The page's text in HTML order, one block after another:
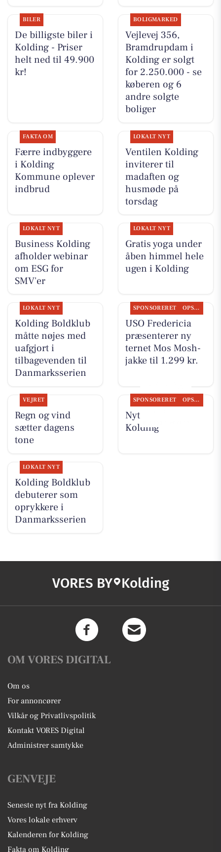
BILER
De billigste biler i
Kolding - Priser
helt ned til 49.900
kr!
BOLIGMARKED
Vejlevej 356,
Bramdrupdam i
Kolding er solgt
for 2.250.000 - se
køberen og 6
andre solgte
boliger
FAKTA OM
Færre indbyggere
i Kolding
Kommune oplever
indbrud
LOKALT NYT
Ventilen Kolding
inviterer til
madaften og
husmøde på
torsdag
LOKALT NYT
Business Kolding
afholder webinar
om ESG for
SMV'er
LOKALT NYT
Gratis yoga under
åben himmel hele
ugen i Kolding
LOKALT NYT
Kolding Boldklub
måtte nøjes med
uafgjort i
tilbagevenden til
Danmarksserien
SPONSORERET OPSLAGSTAVLEN
USO Fredericia
præsenterer ny
ternet Mos Mosh-
jakke til 1.299 kr.
VEJRET
Regn og vind
sætter dagens
tone
SPONSORERET OPSLAGSTAVLEN
Nyt fra Osten
Kolding
LOKALT NYT
Kolding Boldklub
debuterer som
oprykkere i
Danmarksserien
VORES BY Kolding
OM VORES DIGITAL
Om os
For annoncører
Vilkår og Privatlivspolitik
Kontakt VORES Digital
Administrer samtykke
GENVEJE
Seneste nyt fra Kolding
Vores lokale erhverv
Kalenderen for Kolding
Fakta om Kolding